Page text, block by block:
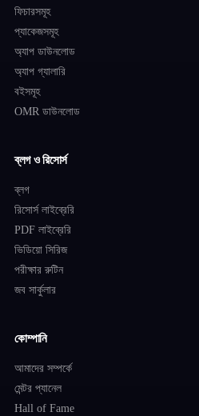
ফিচারসমূহ
প্যাকেজসমূহ
অ্যাপ ডাউনলোড
অ্যাপ গ্যালারি
বইসমূহ
OMR ডাউনলোড
ব্লগ ও রিসোর্স
ব্লগ
রিসোর্স লাইব্রেরি
PDF লাইব্রেরি
ভিডিয়ো সিরিজ
পরীক্ষার রুটিন
জব সার্কুলার
কোম্পানি
আমাদের সম্পর্কে
মেন্টর প্যানেল
Hall of Fame